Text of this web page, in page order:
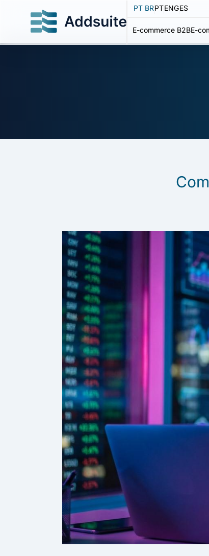
PT BRPTENGES
E-commerce B2BE-